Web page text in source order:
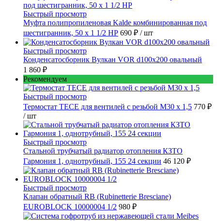
Быстрый просмотр
Муфта полипропиленовая Kalde комбинированная под
шестигранник, 50 x 1 1/2 НР 690 ₽ / шт
Быстрый просмотр
Конденсатосборник Вулкан VOR d100x200 овальный
1 860 ₽
Рекомендуем
Быстрый просмотр
Термостат TECE для вентилей с резьбой М30 х 1,5 770 ₽
/ шт
Быстрый просмотр
Стальной трубчатый радиатор отопления КЗТО
Гармония 1, однотрубный, 155 24 секции 46 120 ₽
Быстрый просмотр
Клапан обратный RB (Rubinetterie Bresciane)
EUROBLOCK 10000004 1/2 980 ₽